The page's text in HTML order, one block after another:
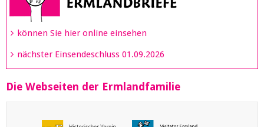
können Sie hier online einsehen
nächster Einsendeschluss 01.09.2026
Die Webseiten der Ermlandfamilie